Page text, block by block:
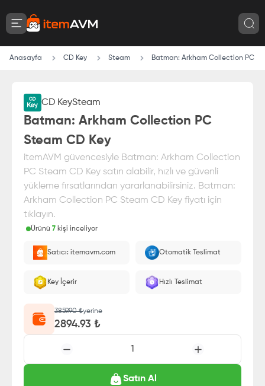
Anasayfa CD Key Steam Batman: Arkham Collection PC
CD KeySteam
Batman: Arkham Collection PC
Steam CD Key
itemAVM güvencesiyle Batman: Arkham Collection
PC Steam CD Key satın alabilir, hızlı ve güvenli
yükleme fırsatlarından yararlanabilirsiniz. Batman:
Arkham Collection PC Steam CD Key fiyatı için
tıklayın.
Ürünü 7 kişi inceliyor
Paranız
güvencesi altındadır
Satıcı: itemavm.com Otomatik Teslimat
Key İçerir Hızlı Teslimat
3859.90₺yerine
2894.93 ₺
1
Satın Al